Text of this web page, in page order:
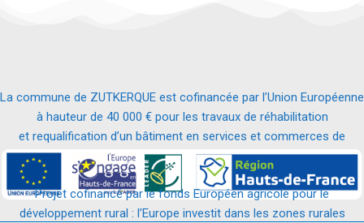
La commune de ZUTKERQUE est cofinancée par l’Union Européenne
à hauteur de 40 000 € pour les travaux de réhabilitation
et requalification d’un bâtiment en services et commerces de
proximité.
Projet cofinancé par le fonds Européen agricole pour le
développement rural : l’Europe investit dans les zones rurales